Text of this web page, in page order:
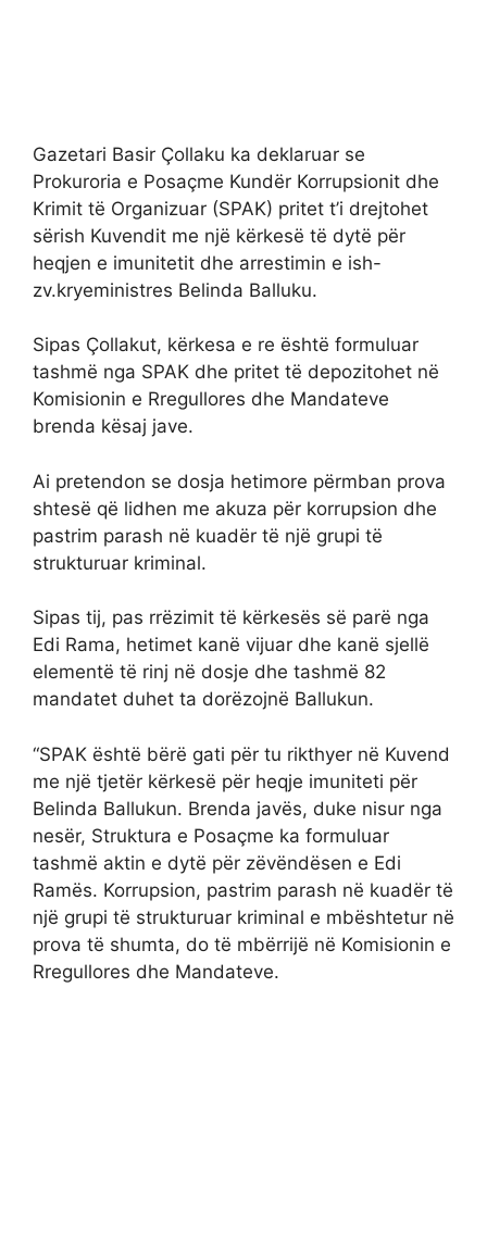
Gazetari Basir Çollaku ka deklaruar se
Prokuroria e Posaçme Kundër Korrupsionit dhe
Krimit të Organizuar (SPAK) pritet t’i drejtohet
sërish Kuvendit me një kërkesë të dytë për
heqjen e imunitetit dhe arrestimin e ish-
zv.kryeministres Belinda Balluku.
Sipas Çollakut, kërkesa e re është formuluar
tashmë nga SPAK dhe pritet të depozitohet në
Komisionin e Rregullores dhe Mandateve
brenda kësaj jave.
Ai pretendon se dosja hetimore përmban prova
shtesë që lidhen me akuza për korrupsion dhe
pastrim parash në kuadër të një grupi të
strukturuar kriminal.
Sipas tij, pas rrëzimit të kërkesës së parë nga
Edi Rama, hetimet kanë vijuar dhe kanë sjellë
elementë të rinj në dosje dhe tashmë 82
mandatet duhet ta dorëzojnë Ballukun.
“SPAK është bërë gati për tu rikthyer në Kuvend
me një tjetër kërkesë për heqje imuniteti për
Belinda Ballukun. Brenda javës, duke nisur nga
nesër, Struktura e Posaçme ka formuluar
tashmë aktin e dytë për zëvëndësen e Edi
Ramës. Korrupsion, pastrim parash në kuadër të
një grupi të strukturuar kriminal e mbështetur në
prova të shumta, do të mbërrijë në Komisionin e
Rregullores dhe Mandateve.